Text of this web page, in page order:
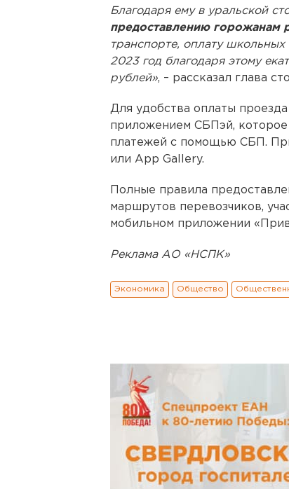
Благодаря ему в уральской
предоставлению горожанам
транспорте, оплату школьных
2023 год благодаря этому
рублей»‎, – рассказал глава
Для удобства оплаты
приложением СБПэй,
платежей с помощью СБП.
или App Gallery.
Полные правила
маршрутов перевозчиков,
мобильном приложении
Реклама АО «НСПК»
Экономика Общество